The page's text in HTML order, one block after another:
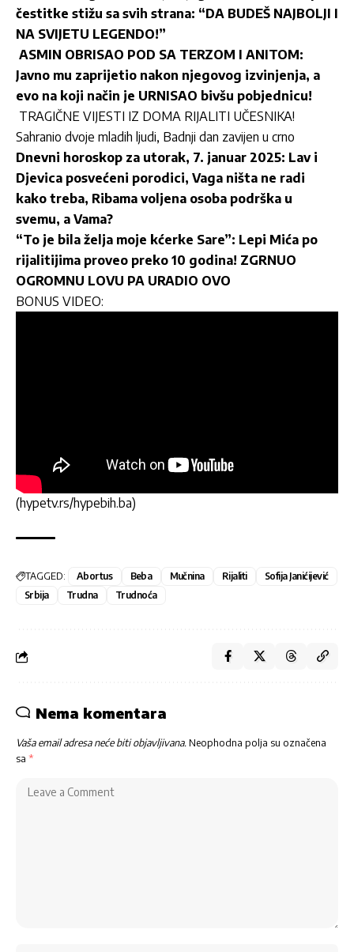
čestitke stižu sa svih strana: “DA BUDEŠ NAJBOLJI I
NA SVIJETU LEGENDO!”
ASMIN OBRISAO POD SA TERZOM I ANITOM:
Javno mu zaprijetio nakon njegovog izvinjenja, a
evo na koji način je URNISAO bivšu pobjednicu!
TRAGIČNE VIJESTI IZ DOMA RIJALITI UČESNIKA!
Sahranio dvoje mladih ljudi, Badnji dan zavijen u crno
Dnevni horoskop za utorak, 7. januar 2025: Lav i
Djevica posvećeni porodici, Vaga ništa ne radi
kako treba, Ribama voljena osoba podrška u
svemu, a Vama?
“To je bila želja moje kćerke Sare”: Lepi Mića po
rijalitijima proveo preko 10 godina! ZGRNUO
OGROMNU LOVU PA URADIO OVO
BONUS VIDEO:
(hypetv.rs/hypebih.ba)
TAGGED: Abortus Beba Mučnina Rijaliti
Sofija Janićijević
Srbija
Trudna Trudnoća
Nema komentara
Vaša email adresa neće biti objavljivana.Neophodna polja su označena
sa *